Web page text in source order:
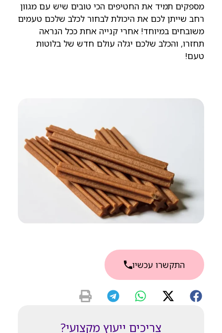
מספקים תמיד את החטיפים הכי טובים שיש עם מגוון
רחב שייתן לכם את היכולת לבחור לכלב שלכם טעמים
משובחים במיוחד! אחרי קנייה אחת ככל הנראה
תחזרו, והכלב שלכם יגלה עולם חדש של בלוטות
טעם!
התקשרו עכשיו
צריכים ייעוץ מקצועי?